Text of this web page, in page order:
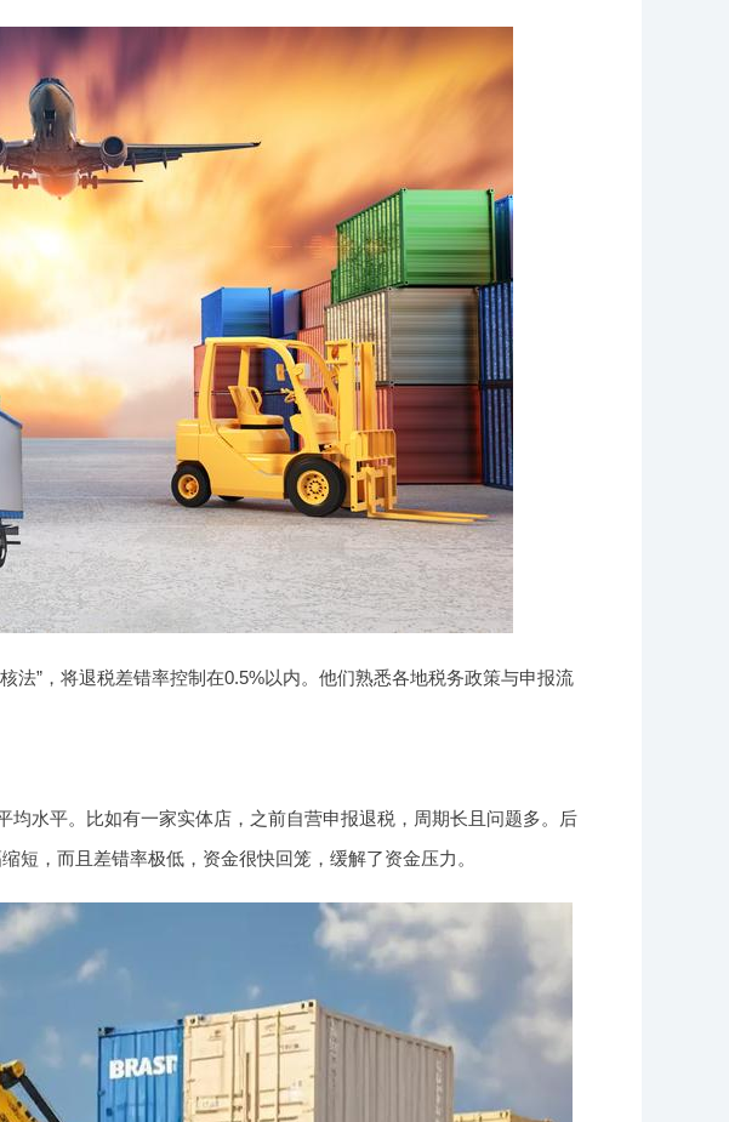
法”，将退税差错率控制在0.5%以内。他们熟悉各地税务政策与申报流
水平。比如有一家实体店，之前自营申报退税，周期长且问题多。后
短，而且差错率极低，资金很快回笼，缓解了资金压力。